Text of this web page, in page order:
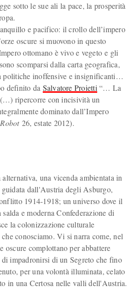
sotto le sue ali la pace, la prosperità
e pacifico: il crollo dell’impero
oscure si muovono in questo
ottomano è vivo e vegeto e gli
scomparsi dalla carta geografica,
politiche inoffensive e insignificanti…
definito da Salvatore Proietti “… La
ripercorre con incisività un
dominato dall’Impero
Robot26, estate 2012).
una vicenda ambientata in
dall'Austria degli Asburgo,
1914-1918; un universo dove il
e moderna Confederazione di
la colonizzazione culturale
conosciamo. Vi si narra come, nel
oscure complottano per abbattere
impadronirsi di un Segreto che fino
per una volontà illuminata, celato
in una Certosa nelle valli dell'Austria.